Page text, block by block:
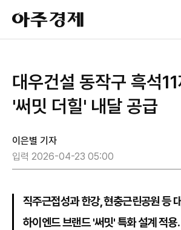
아
주
경
대우건설 동작구 흑석11
'써밋 더힐' 내달 공급
이은별 기자
입력 2026-04-23 05:00
직주근접성과 한강, 현충근린공원 등
하이엔드 브랜드 '써밋' 특화 설계 적